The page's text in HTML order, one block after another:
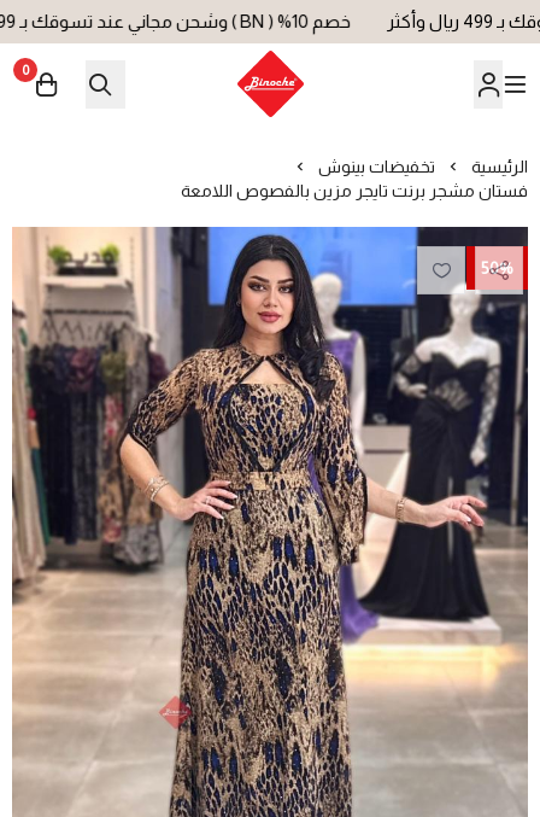
خصم 10% ( BN ) وشحن مجاني عند تسوقك بـ 499 ريال وأكثر
بينوش | Binoche
0
الرئيسية
تخفيضات بينوش
فستان مشجر برنت تايجر مزين بالفصوص اللامعة
50%